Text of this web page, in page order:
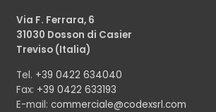
Via F. Ferrara, 6
31030 Dosson di Casier
Treviso (Italia)
Tel. +39 0422 634040
Fax: +39 0422 633193
E-mail: commerciale@codexsrl.com